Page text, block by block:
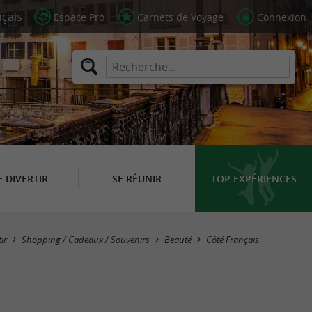
Espace Pro Carnets de Voyage Connexion
DIVERTIR SE RÉUNIR TOP EXPÉRIENCES
Masquer la carte
Shopping / Cadeaux / Souvenirs Beauté Côté Français